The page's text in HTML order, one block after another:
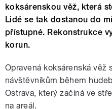
koksárenskou věž, která
Lidé se tak dostanou do
přístupné. Rekonstrukce
korun.
Opravená koksárenská věž
návštěvníkům během
Ostrava, který začíná ve
na areál.